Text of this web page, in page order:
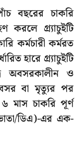
বছরের চাকরি
গ্র্যাচুইটি
কর্মচারী কর্মরত
হারে গ্র্যাচুইটি
অবসরকালীন ও
বা মৃত্যুর পর
মাস চাকরি পূর্ণ
ডিএ)-এর এক-